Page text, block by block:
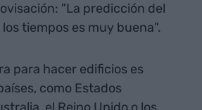
"La predicción del
tiempos es muy buena".
para hacer edificios es
como Estados